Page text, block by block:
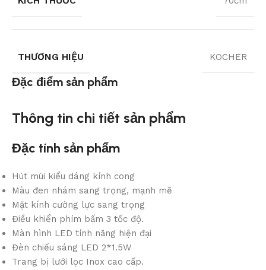
THƯƠNG HIỆU KOCHER
Đặc điểm sản phẩm
Thông tin chi tiết sản phẩm
Đặc tính sản phẩm
Hút mùi kiểu dáng kính cong
Màu đen nhám sang trọng, mạnh mẽ
Mặt kính cường lực sang trọng
Điều khiển phím bấm 3 tốc độ.
Màn hình LED tính năng hiện đại
Đèn chiếu sáng LED 2*1.5W
Trang bị lưới lọc Inox cao cấp.